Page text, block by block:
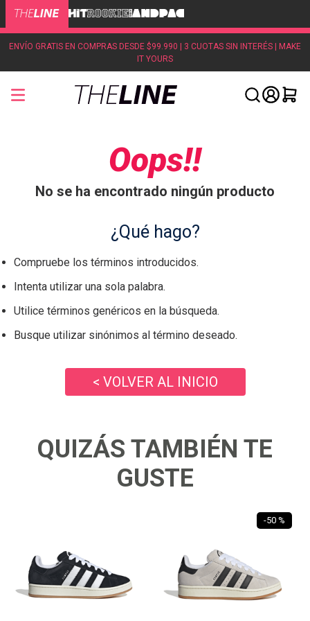
ENVÍO GRATIS EN COMPRAS DESDE $99.990 | 3 CUOTAS SIN INTERÉS | MAKE
IT YOURS
Oops!!
No se ha encontrado ningún producto
¿Qué hago?
Compruebe los términos introducidos.
Intenta utilizar una sola palabra.
Utilice términos genéricos en la búsqueda.
Busque utilizar sinónimos al término deseado.
< VOLVER AL INICIO
QUIZÁS TAMBIÉN TE
GUSTE
-50 %